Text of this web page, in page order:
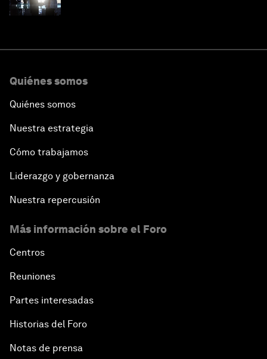
Quiénes somos
Quiénes somos
Nuestra estrategia
Cómo trabajamos
Liderazgo y gobernanza
Nuestra repercusión
Más información sobre el Foro
Centros
Reuniones
Partes interesadas
Historias del Foro
Notas de prensa